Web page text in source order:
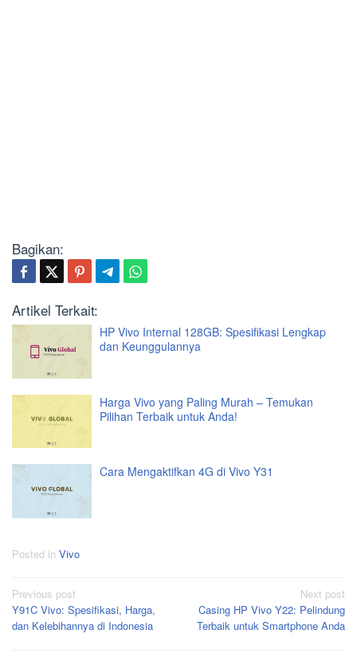
Bagikan:
Artikel Terkait:
HP Vivo Internal 128GB: Spesifikasi Lengkap
dan Keunggulannya
Harga Vivo yang Paling Murah – Temukan
Pilihan Terbaik untuk Anda!
Cara Mengaktifkan 4G di Vivo Y31
Posted in Vivo
Post
navigation
Previous post
Y91C Vivo: Spesifikasi, Harga,
dan Kelebihannya di Indonesia
Next post
Casing HP Vivo Y22: Pelindung
Terbaik untuk Smartphone Anda